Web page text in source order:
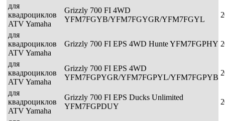
для
квадроциклов
ATV Yamaha
Grizzly 700 FI 4WD
YFM7FGYB/YFM7FGYGR/YFM7FGYL
для
квадроциклов
ATV Yamaha
Grizzly 700 FI EPS 4WD Hunte YFM7FGPHY
для
квадроциклов
ATV Yamaha
Grizzly 700 FI EPS 4WD
YFM7FGPYGR/YFM7FGPYL/YFM7FGPYB
для
квадроциклов
ATV Yamaha
Grizzly 700 FI EPS Ducks Unlimited
YFM7FGPDUY